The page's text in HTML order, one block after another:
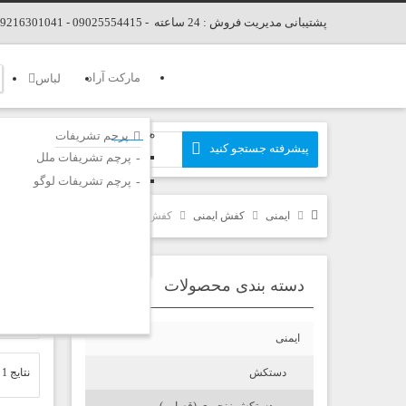
پشتیبانی مدیریت فروش : 24 ساعته - 09025554415 - 09216301041 - 02166678346
مارکت آراد لباس
پرچم تشریفات
پرچم تشریفات ملل
پرچم تشریفات لوگو
ایمنی کفش ایمنی کفش ایمنی مهندسی
دسته بندی محصولات
ایمنی
دستکش نتایج 1 تا 3 از کل 3 نتیجه